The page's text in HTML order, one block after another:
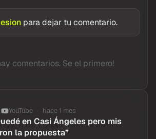
para dejar tu comentario.
comentarios. Se el primero!
YouTube hace 1 mes
en Casi Ángeles pero mis
la propuesta”